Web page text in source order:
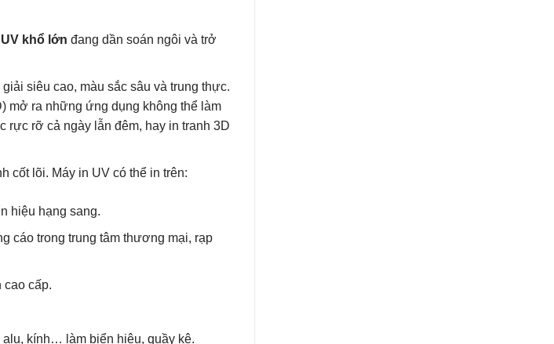
khổ lớn đang dần soán ngôi và trở
siêu cao, màu sắc sâu và trung thực.
mở ra những ứng dụng không thể làm
rực rỡ cả ngày lẫn đêm, hay in tranh 3D
cốt lõi. Máy in UV có thể in trên:
hiệu hạng sang.
cáo trong trung tâm thương mại, rạp
cao cấp.
alu, kính… làm biển hiệu, quầy kệ.